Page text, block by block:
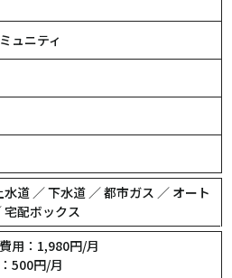
ュニティ
水道 ／ 下水道 ／ 都市ガス ／ オート
宅配ボックス
用：1,980円/月
500円/月